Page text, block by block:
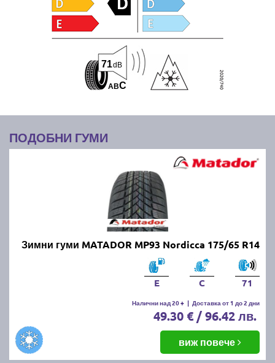
ABC
71dB
ПОДОБНИ ГУМИ
Зимни гуми MATADOR MP93 Nordicca 175/65 R14
E C 71
Налични над 20 + | Доставка от 1 до 2 дни
49.30 € / 96.42 лв.
виж повече